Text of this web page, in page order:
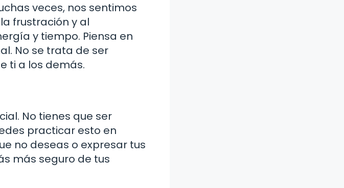
veces, nos sentimos
frustración y al
y tiempo. Piensa en
No se trata de ser
ti a los demás.
No tienes que ser
practicar esto en
no deseas o expresar tus
más seguro de tus